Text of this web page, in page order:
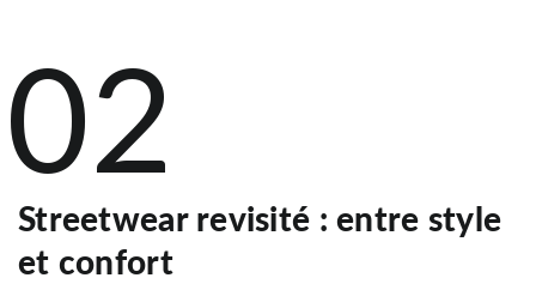
02
Streetwear revisité : entre style
et confort